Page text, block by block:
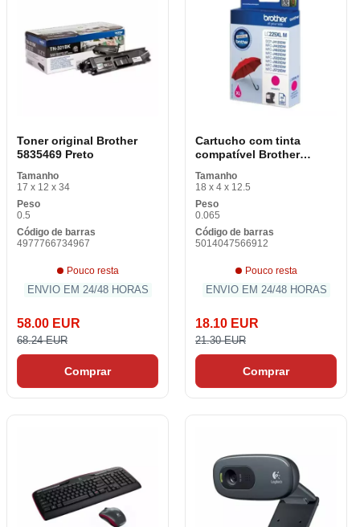
Toner original Brother
5835469 Preto
Tamanho
17 x 12 x 34
Peso
0.5
Código de barras
4977766734967
Pouco resta
ENVIO EM 24/48 HORAS
58.00 EUR
68.24 EUR
Comprar
Cartucho com tinta
compatível Brother
Tamanho
18 x 4 x 12.5
Peso
0.065
Código de barras
5014047566912
Pouco resta
ENVIO EM 24/48 HORAS
18.10 EUR
21.30 EUR
Comprar